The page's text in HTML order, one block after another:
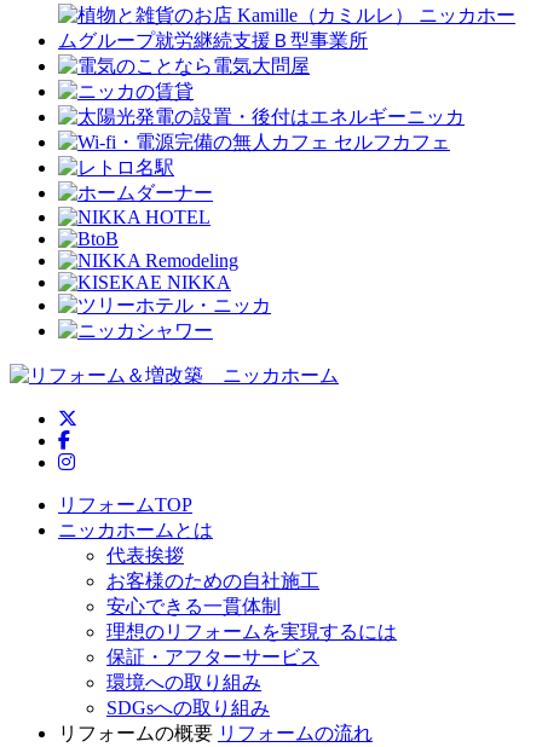
ニッカホーム公式Facebook
ニッカホーム公式Instagram
リフォームTOP
ニッカホームとは
代表挨拶
お客様のための自社施工
安心できる一貫体制
理想のリフォームを実現するには
保証・アフターサービス
環境への取り組み
SDGsへの取り組み
リフォームの概要 リフォームの流れ